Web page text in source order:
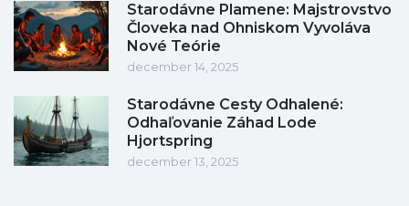
Starodávne Plamene: Majstrovstvo
Človeka nad Ohniskom Vyvoláva
Nové Teórie
december 14, 2025
Starodávne Cesty Odhalené:
Odhaľovanie Záhad Lode
Hjortspring
december 13, 2025